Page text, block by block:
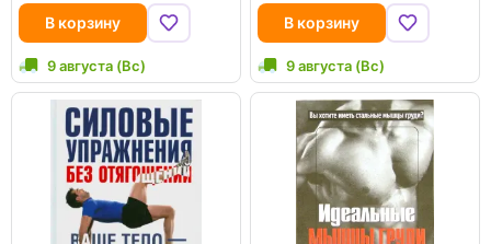
В корзину
9 августа (Вс)
В корзину
9 августа (Вс)